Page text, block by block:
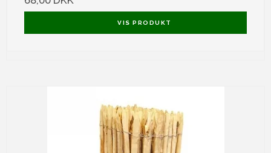
VIS PRODUKT